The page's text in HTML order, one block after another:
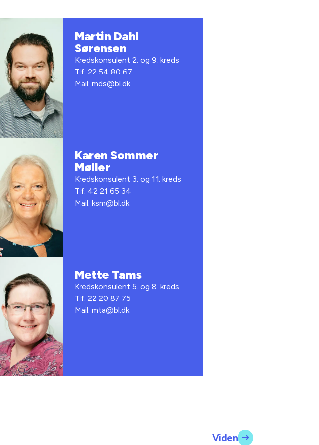
Martin Dahl
Sørensen
Kredskonsulent 2. og 9. kreds
Tlf: 22 54 80 67
Mail: mds@bl.dk
Karen Sommer
Møller
Kredskonsulent 3. og 11. kreds
Tlf: 42 21 65 34
Mail: ksm@bl.dk
Mette Tams
Kredskonsulent 5. og 8. kreds
Tlf: 22 20 87 75
Mail: mta@bl.dk
Viden